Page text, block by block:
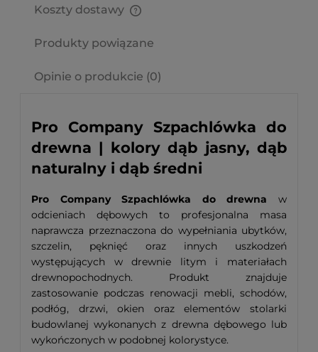
Koszty dostawy
Produkty powiązane
Opinie o produkcie (0)
Pro Company Szpachlówka do
drewna | kolory dąb jasny, dąb
naturalny i dąb średni
Pro Company Szpachlówka do drewna w
odcieniach dębowych to profesjonalna masa
naprawcza przeznaczona do wypełniania ubytków,
szczelin, pęknięć oraz innych uszkodzeń
występujących w drewnie litym i materiałach
drewnopochodnych. Produkt znajduje
zastosowanie podczas renowacji mebli, schodów,
podłóg, drzwi, okien oraz elementów stolarki
budowlanej wykonanych z drewna dębowego lub
wykończonych w podobnej kolorystyce.